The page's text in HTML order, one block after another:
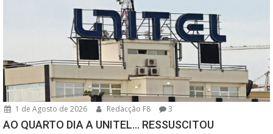
1 de Agosto de 2026 Redacção F8 3
AO QUARTO DIA A UNITEL… RESSUSCITOU